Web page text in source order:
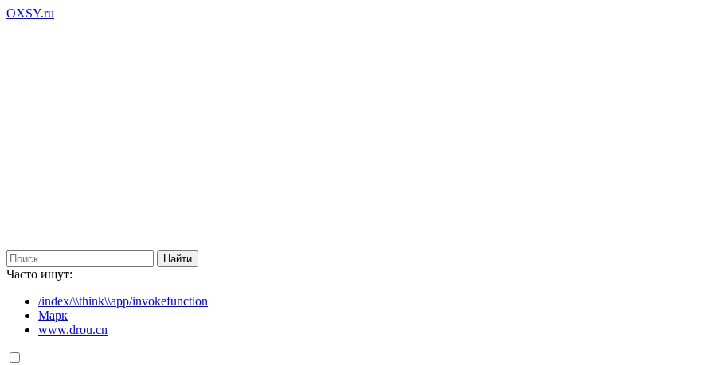
OXSY.ru
Часто ищут:
/index/\\think\\app/invokefunction
Марк
www.drou.cn